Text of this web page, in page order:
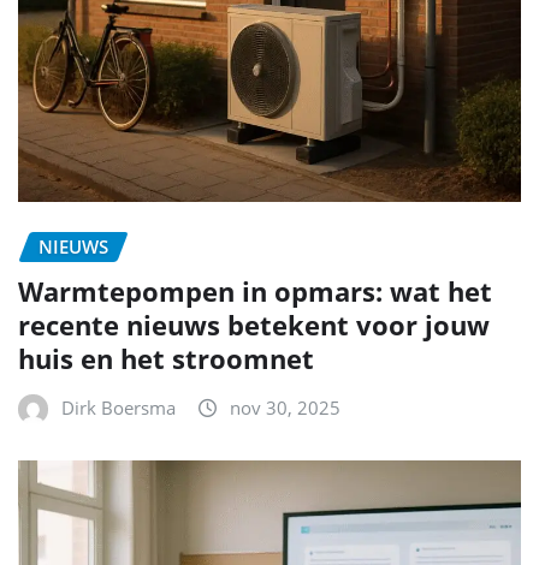
NIEUWS
Warmtepompen in opmars: wat het
recente nieuws betekent voor jouw
huis en het stroomnet
Dirk Boersma nov 30, 2025